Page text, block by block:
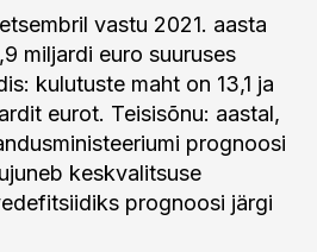
vastu 2021. aasta
miljardi euro suuruses
kulutuste maht on 13,1 ja
eurot. Teisisõnu: aastal,
prognoosi
keskvalitsuse
prognoosi järgi